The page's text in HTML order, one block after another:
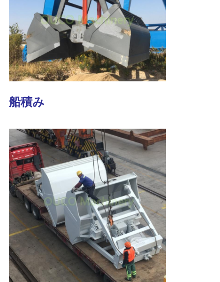
シ
ー
船積み